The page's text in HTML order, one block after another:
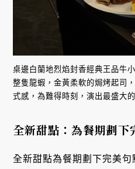
桌邊白蘭地烈焰封香經典王品牛
整隻龍蝦，金黃柔軟的焗烤起司
式感，為難得時刻，演出最盛大
全新甜點：為餐期劃下
全新甜點為餐期劃下完美